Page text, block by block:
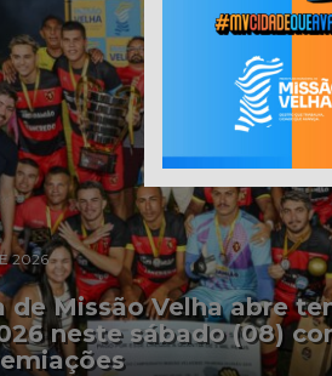
2026
de Missão Velha abre
neste sábado (08)